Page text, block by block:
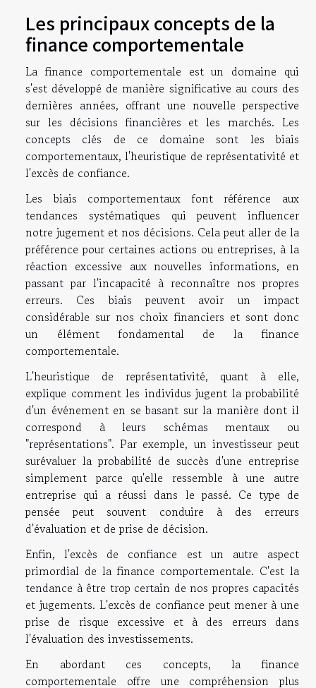
Les principaux concepts de la
finance comportementale
La finance comportementale est un domaine qui
s'est développé de manière significative au cours des
dernières années, offrant une nouvelle perspective
sur les décisions financières et les marchés. Les
concepts clés de ce domaine sont les biais
comportementaux, l'heuristique de représentativité et
l'excès de confiance.
Les biais comportementaux font référence aux
tendances systématiques qui peuvent influencer
notre jugement et nos décisions. Cela peut aller de la
préférence pour certaines actions ou entreprises, à la
réaction excessive aux nouvelles informations, en
passant par l'incapacité à reconnaître nos propres
erreurs. Ces biais peuvent avoir un impact
considérable sur nos choix financiers et sont donc
un élément fondamental de la finance
comportementale.
L'heuristique de représentativité, quant à elle,
explique comment les individus jugent la probabilité
d'un événement en se basant sur la manière dont il
correspond à leurs schémas mentaux ou
"représentations". Par exemple, un investisseur peut
surévaluer la probabilité de succès d'une entreprise
simplement parce qu'elle ressemble à une autre
entreprise qui a réussi dans le passé. Ce type de
pensée peut souvent conduire à des erreurs
d'évaluation et de prise de décision.
Enfin, l'excès de confiance est un autre aspect
primordial de la finance comportementale. C'est la
tendance à être trop certain de nos propres capacités
et jugements. L'excès de confiance peut mener à une
prise de risque excessive et à des erreurs dans
l'évaluation des investissements.
En abordant ces concepts, la finance
comportementale offre une compréhension plus